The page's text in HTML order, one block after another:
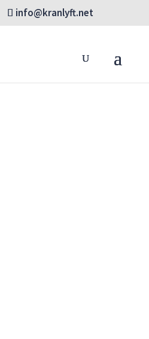
info@kranlyft.net